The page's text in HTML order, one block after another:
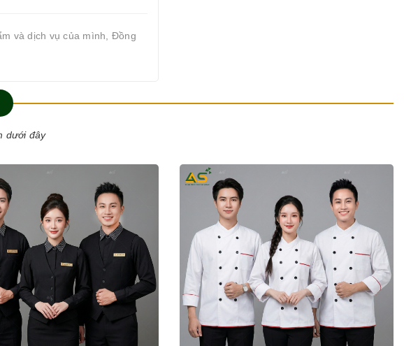
và dịch vụ của mình, Đồng
dưới đây